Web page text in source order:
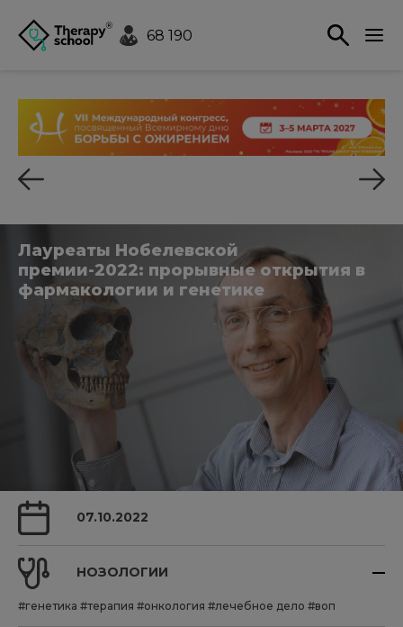
68 190
Лауреаты Нобелевской
премии-2022: прорывные открытия в
фармакологии и генетике
07.10.2022
НОЗОЛОГИИ
#генетика #терапия #онкология #лечебное дело #воп